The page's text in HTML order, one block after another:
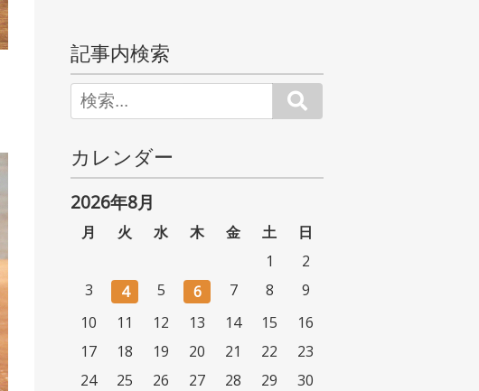
記事内検索
カレンダー
2026年8月
月 火 水 木 金 土
日
1
2
3
4 5 6 7 8
9
10
11 12 13 14 15
16
17
18 19 20 21 22
23
24
25 26 27 28 29
30